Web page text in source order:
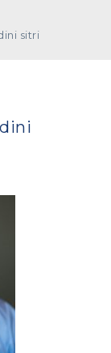
sitri